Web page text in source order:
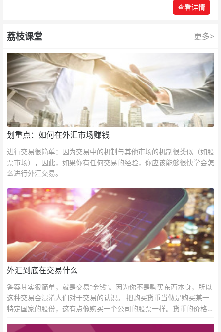
查看详情
荔枝课堂 更多>
划重点：如何在外汇市场赚钱
进行交易很简单：因为交易中的机制与其他市场的机制很类似（如股
票市场），因此，如果你有任何交易的经验，你应该能够很快学会怎
么进行外汇交易。
外汇到底在交易什么
答案其实很简单，就是交易“金钱”。因为你不是购买东西本身，所以
这种交易会混淆人们对于交易的认识。 把购买货币当做是购买某一
特定国家的股份，这有点像购买一个公司的股票一样。货币的价格直